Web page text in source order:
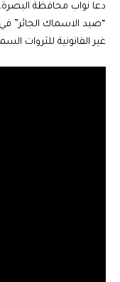
دعا نواب محافظة
“صيد الاسماك الجائر”
غير القانونية للثروات